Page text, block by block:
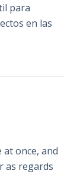
para
en las
once, and
as regards